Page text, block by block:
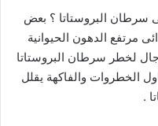
سرطان البروستاتا ؟ بعض
مرتفع الدهون الحيوانية
لخطر سرطان البروستاتا
الخطروات والفاكهة يقلل
.